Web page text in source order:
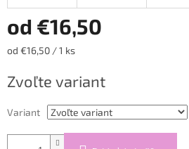
od €16,50
Jednotková
od €16,50 / 1 ks
Zvoľte variant
Variant